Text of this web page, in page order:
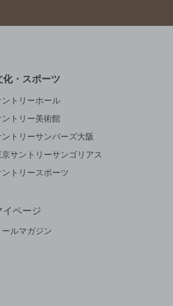
化・スポーツ
ントリーホール
ントリー美術館
ントリーサンバーズ大阪
京サントリーサンゴリアス
ントリースポーツ
イページ
ールマガジン